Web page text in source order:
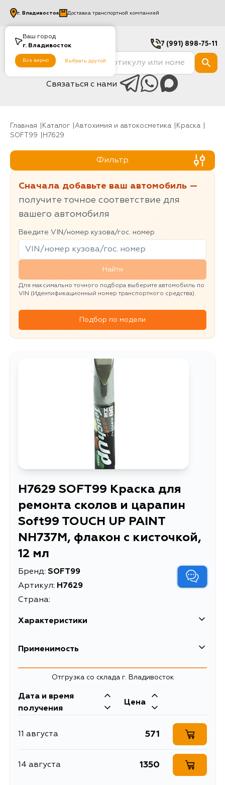
Ваш город
г. Владивосток
Все верно Выбрать другой
г. Владивосток Доставка транспортной компанией
7 (991) 898-75-11
Связаться с нами
Главная Каталог Автохимия и автокосметика
Краска
SOFT99
H7629
Фильтр
Сначала добавьте ваш автомобиль —
получите точное соответствие для
вашего автомобиля
Введите VIN/номер кузова/гос. номер
Найти
Для максимально точного подбора выберите автомобиль по
VIN (Идентификационный номер транспортного средства).
Подбор по модели
H7629 SOFT99 Краска для
ремонта сколов и царапин
Soft99 TOUCH UP PAINT
NH737M, флакон с кисточкой,
12 мл
Бренд: SOFT99
Артикул: H7629
Страна:
Характеристики
EAN-13 4975759176299
Описание
царапин Soft99 TOUCH UP PAINT
Применимость
Отгрузка со склада г. Владивосток
Дата и время
получения
Цена
11 августа 571
14 августа 1350